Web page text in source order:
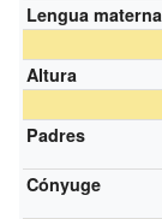
Lengua materna
Altura
Padres
Cónyuge